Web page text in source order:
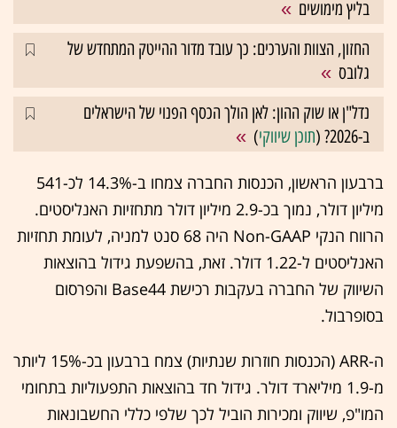
בליץ מימושים
החזון, הצוות והערכים: כך עובד מדור ההייטק המתחדש של
גלובס
נדל"ן או שוק ההון: לאן הולך הכסף הפנוי של הישראלים
ב-2026? (
תוכן שיווקי)
ברבעון הראשון, הכנסות החברה צמחו ב-14.3% לכ-541
מיליון דולר, נמוך בכ-2.9 מיליון דולר מתחזיות האנליסטים.
הרווח הנקי Non-GAAP היה 68 סנט למניה, לעומת תחזיות
האנליסטים ל-1.22 דולר. זאת, בהשפעת גידול בהוצאות
השיווק של החברה בעקבות רכישת Base44 והפרסום
בסופרבול.
ה-ARR (הכנסות חוזרות שנתיות) צמח ברבעון בכ-15% ליותר
מ-1.9 מיליארד דולר. גידול חד בהוצאות התפעוליות בתחומי
המו"פ, שיווק ומכירות הוביל לכך שלפי כללי החשבונאות